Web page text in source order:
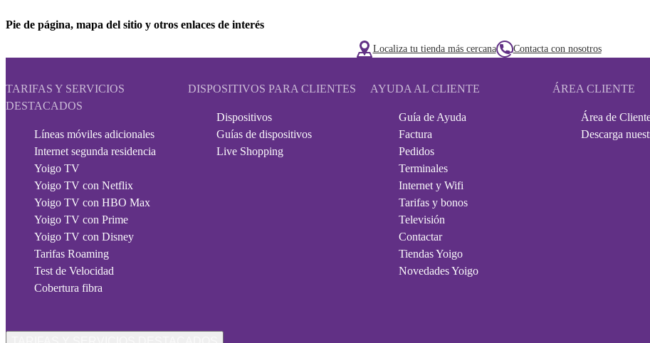
Pie de página, mapa del sitio y otros enlaces de interés
Localiza tu tienda más cercana Contacta con nosotros
TARIFAS Y SERVICIOS
DESTACADOS
Líneas móviles adicionales
Internet segunda residencia
Yoigo TV
Yoigo TV con Netflix
Yoigo TV con HBO Max
Yoigo TV con Prime
Yoigo TV con Disney
Tarifas Roaming
Test de Velocidad
Cobertura fibra
DISPOSITIVOS PARA CLIENTES
Dispositivos
Guías de dispositivos
Live Shopping
AYUDA AL CLIENTE
Guía de Ayuda
Factura
Pedidos
Terminales
Internet y Wifi
Tarifas y bonos
Televisión
Contactar
Tiendas Yoigo
Novedades Yoigo
ÁREA CLIENTE
Área de
Descarga